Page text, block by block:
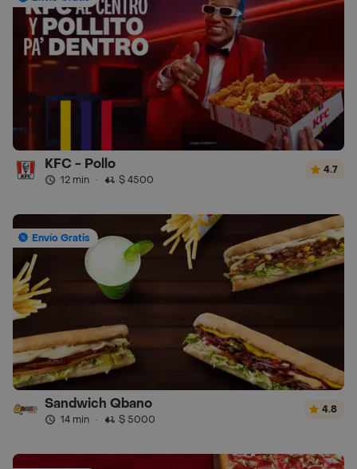
KFC - Pollo
12 min · $ 4500
4.7
Envío Gratis
Sandwich Qbano
14 min · $ 5000
4.8